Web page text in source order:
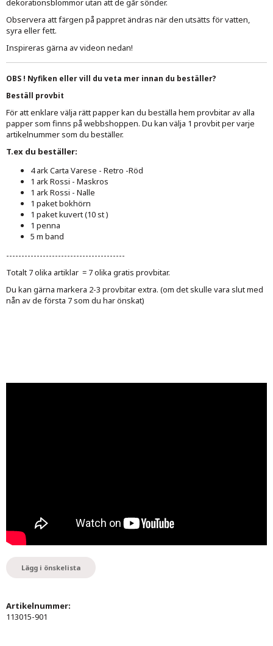
Observera att färgen på pappret ändras när den utsätts för vatten,
syra eller fett.
Inspireras gärna av videon nedan!
OBS ! Nyfiken eller vill du veta mer innan du beställer?
Beställ provbit
För att enklare välja rätt papper kan du beställa hem provbitar av alla
papper som finns på webbshoppen. Du kan välja 1 provbit per varje
artikelnummer som du beställer.
T.ex du beställer:
4 ark Carta Varese - Retro -Röd
1 ark Rossi - Maskros
1 ark Rossi - Nalle
1 paket bokhörn
1 paket kuvert (10 st )
1 penna
5 m band
---------------------------------------
Totalt 7 olika artiklar = 7 olika gratis provbitar.
Du kan gärna markera 2-3 provbitar extra. (om det skulle vara slut med
nån av de första 7 som du har önskat)
Lägg i önskelista
Artikelnummer:
113015-901